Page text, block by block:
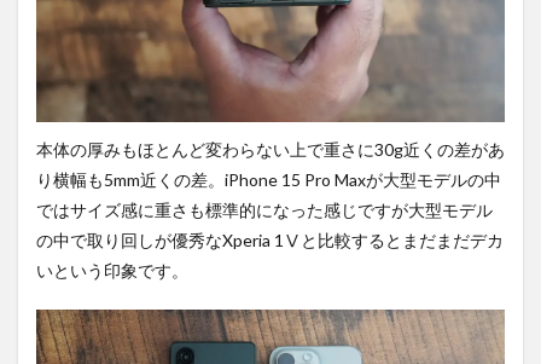
本体の厚みもほとんど変わらない上で重さに30g近くの差があ
り横幅も5mm近くの差。iPhone 15 Pro Maxが大型モデルの中
ではサイズ感に重さも標準的になった感じですが大型モデル
の中で取り回しが優秀なXperia 1Ⅴと比較するとまだまだデカ
いという印象です。